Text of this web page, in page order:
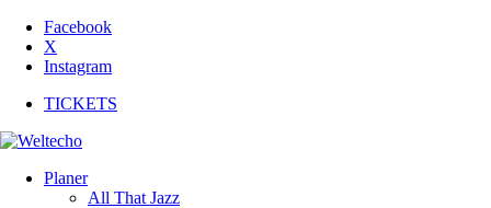
Facebook
X
Instagram
TICKETS
Planer
All That Jazz